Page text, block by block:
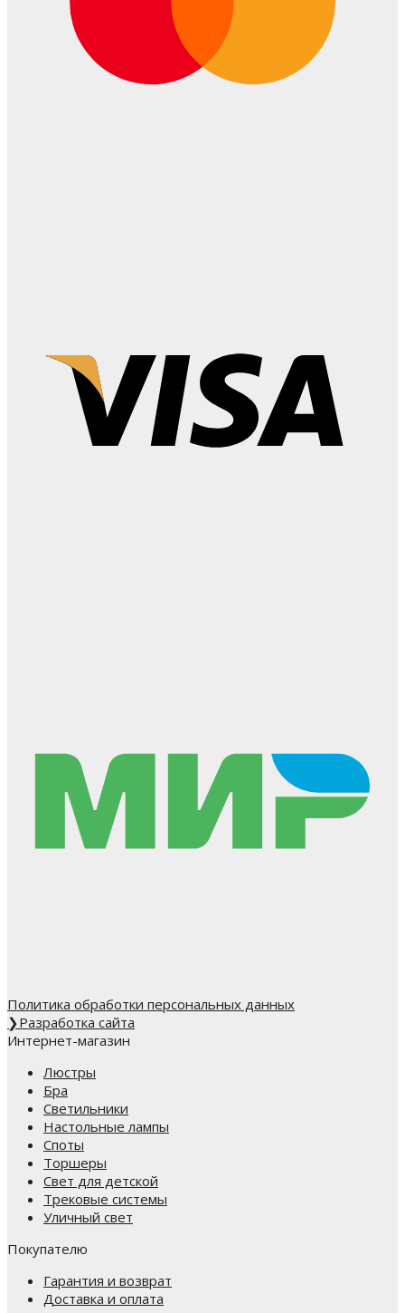
Политика обработки персональных данных
❯Разработка сайта
Интернет-магазин
Люстры
Бра
Светильники
Настольные лампы
Споты
Торшеры
Свет для детской
Трековые системы
Уличный свет
Покупателю
Гарантия и возврат
Доставка и оплата